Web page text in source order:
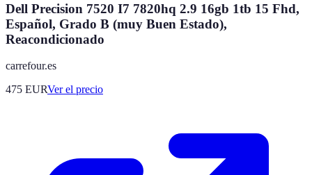
Dell Precision 7520 I7 7820hq 2.9 16gb 1tb 15 Fhd,
Español, Grado B (muy Buen Estado),
Reacondicionado
carrefour.es
475 EURVer el precio